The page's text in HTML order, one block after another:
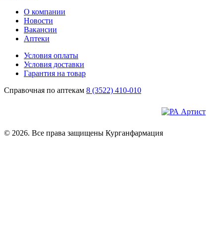
О компании
Новости
Вакансии
Аптеки
Условия оплаты
Условия доставки
Гарантия на товар
Справочная по аптекам 8 (3522) 410-010
© 2026. Все права защищены Курганфармация